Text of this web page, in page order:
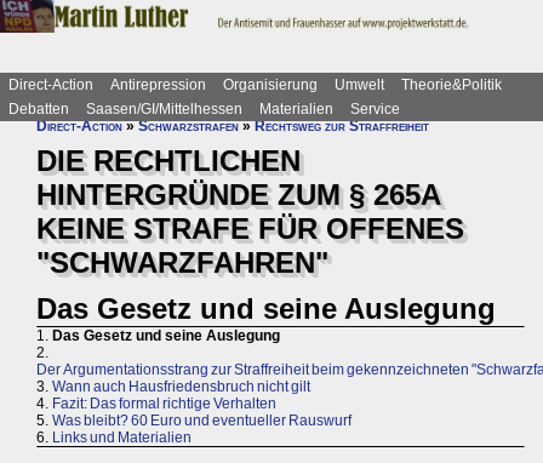
Direct-Action Antirepression Organisierung Umwelt
Theorie&Politik
Debatten
Saasen/GI/Mittelhessen Materialien
Service
Direct-Action»Schwarzstrafen»Rechtsweg zur Straffreiheit
DIE RECHTLICHEN
HINTERGRÜNDE ZUM § 265A
KEINE STRAFE FÜR OFFENES
"SCHWARZFAHREN"
Das Gesetz und seine Auslegung
1. Das Gesetz und seine Auslegung
2.
Der Argumentationsstrang zur Straffreiheit beim gekennzeichneten
3. Wann auch Hausfriedensbruch nicht gilt
4. Fazit: Das formal richtige Verhalten
5. Was bleibt? 60 Euro und eventueller Rauswurf
6. Links und Materialien